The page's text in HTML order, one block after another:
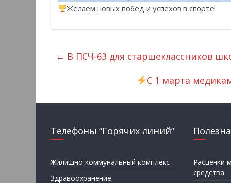
Желаем новых побед и успехов в спорте!
← В ПСЧ-63 для старшеклассников
С 1 марта
Телефоны “Горячих линий”
Жилищно-коммунальный комплекс
Здравоохранение
Расценки
средства